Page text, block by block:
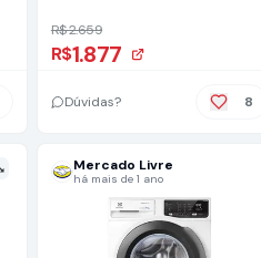
R$ 2.659
R$1.877
Dúvidas? 8
Mercado Livre
há mais de 1 ano